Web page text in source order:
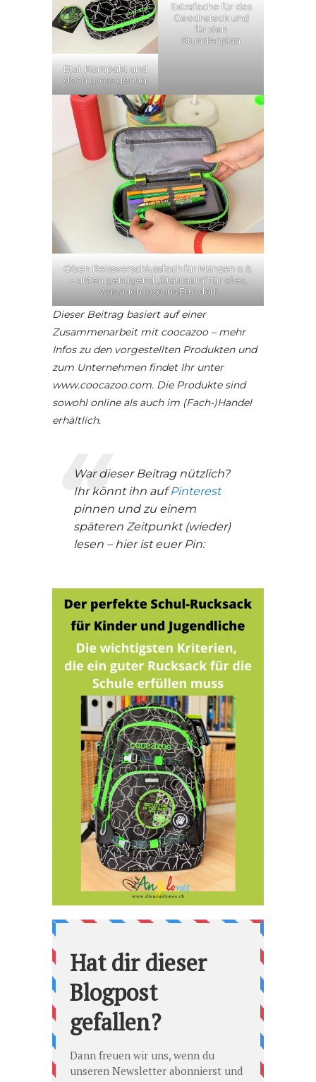
Etui: Kompakt und
doch gross genug
Extrafache für das
Geodreieck und
für den
Stundenplan
Oben Reissverschlussfach für Münzen o.ä.
– unten genügend „Stauraum“ für alles,
was auch lose ins Etui darf
Dieser Beitrag basiert auf einer
Zusammenarbeit mit coocazoo – mehr
Infos zu den vorgestellten Produkten und
zum Unternehmen findet Ihr unter
www.coocazoo.com. Die Produkte sind
sowohl online als auch im (Fach-)Handel
erhältlich.
War dieser Beitrag nützlich?
Ihr könnt ihn aufPinterest
pinnen und zu einem
späteren Zeitpunkt (wieder)
lesen – hier ist euer Pin: